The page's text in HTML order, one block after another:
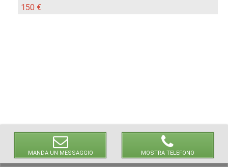
MANDA UN MESSAGGIO MOSTRA TELEFONO
150 €